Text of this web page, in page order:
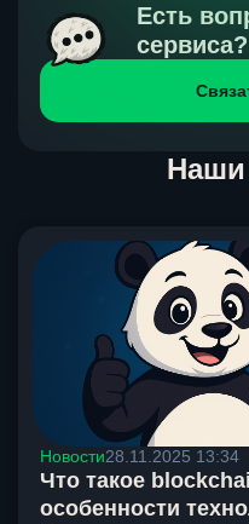
получения нами средств
направлений курс,
окончательным. Если
чат на сайте, мы поможем
Есть
сервиса?
Наши
Новости28.11.2025 13:34
Что такое
особенности